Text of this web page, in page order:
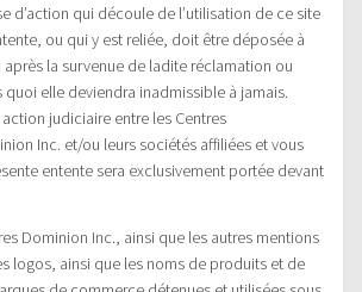
d’action qui découle de l’utilisation de ce site
ou qui y est reliée, doit être déposée à
après la survenue de ladite réclamation ou
quoi elle deviendra inadmissible à jamais.
judiciaire entre les Centres
Inc. et/ou leurs sociétés affiliées et vous
entente sera exclusivement portée devant
Dominion Inc., ainsi que les autres mentions
logos, ainsi que les noms de produits et de